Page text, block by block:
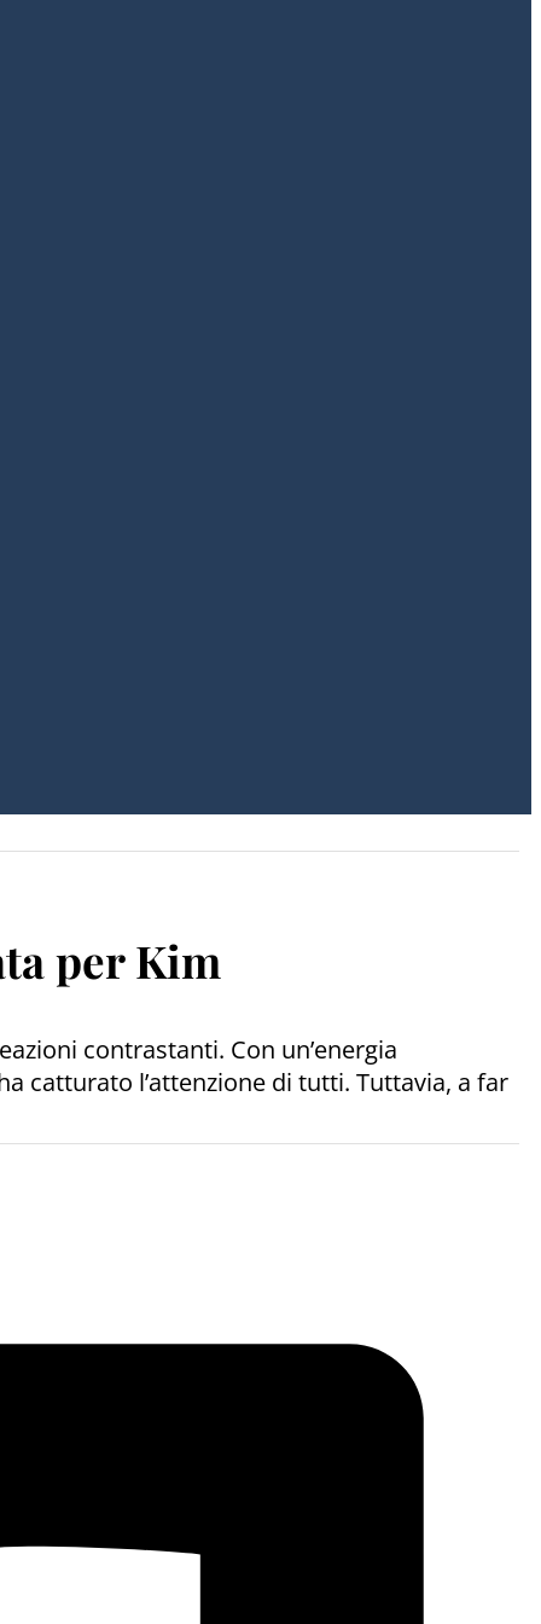
per Kim
contrastanti. Con un’energia
catturato l’attenzione di tutti. Tuttavia, a far